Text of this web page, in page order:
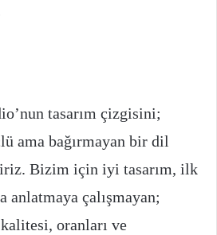
tasarım çizgisini;
ama bağırmayan bir dil
Bizim için iyi tasarım, ilk
anlatmaya çalışmayan;
oranları ve